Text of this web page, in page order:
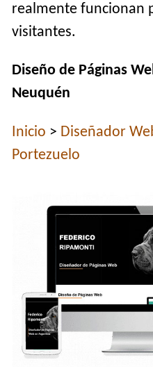
realmente funcionan
visitantes.
Diseño de Páginas
Neuquén
Inicio > Diseñador
Portezuelo